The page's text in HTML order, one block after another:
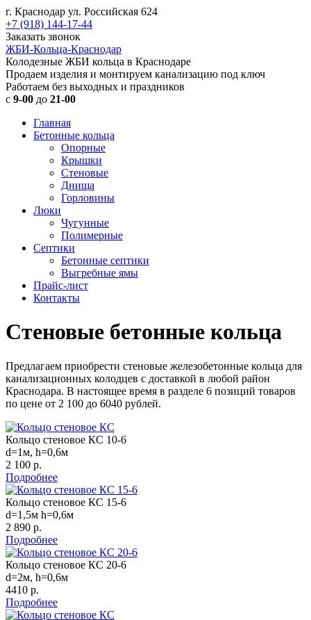
г. Краснодар ул. Российская 624
+7 (918) 144-17-44
Заказать звонок
ЖБИ-Кольца-Краснодар
Колодезные ЖБИ кольца в Краснодаре
Продаем изделия и монтируем канализацию под ключ
Работаем без выходных и праздников
с 9-00 до 21-00
Главная
Бетонные кольца
Опорные
Крышки
Стеновые
Днища
Горловины
Люки
Чугунные
Полимерные
Септики
Бетонные септики
Выгребные ямы
Прайс-лист
Контакты
Стеновые бетонные кольца
Предлагаем приобрести стеновые железобетонные кольца для
канализационных колодцев с доставкой в любой район
Краснодара. В настоящее время в разделе 6 позиций товаров
по цене от 2 100 до 6040 рублей.
Кольцо стеновое КС 10-6
d=1м, h=0,6м
2 100 р.
Подробнее
Кольцо стеновое КС 15-6
d=1,5м h=0,6м
2 890 р.
Подробнее
Кольцо стеновое КС 20-6
d=2м, h=0,6м
4410 р.
Подробнее